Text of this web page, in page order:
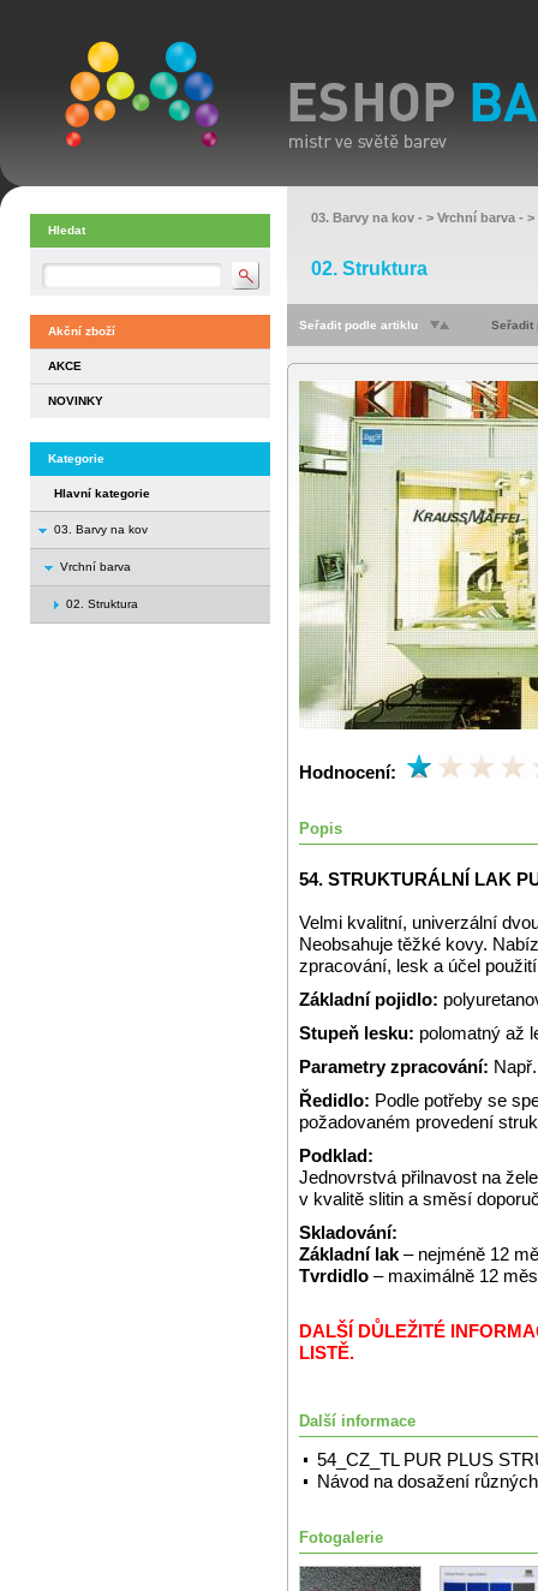
Hledat
Akční zboží
AKCE
NOVINKY
Kategorie
Hlavní kategorie
03. Barvy na kov
Vrchní barva
02. Struktura
03. Barvy na kov - > Vrchní barva - >
02. Struktura
Seřadit podle artiklu Seřadit
Hodnocení:
Popis
54. STRUKTURÁLNÍ LAK
Velmi kvalitní, univerzální
Neobsahuje těžké kovy.
zpracování, lesk a účel
Základní pojidlo:
Stupeň lesku: polomatný až
Parametry zpracování:
Ředidlo: Podle potřeby se
požadovaném provedení
Podklad:
Jednovrstvá přilnavost na
v kvalitě slitin a směsí
Skladování:
Základní lak – nejméně 12
Tvrdidlo – maximálně 12
DALŠÍ DŮLEŽITÉ
LISTĚ.
Další informace
54_CZ_TL PUR PLUS
Návod na dosažení
Fotogalerie